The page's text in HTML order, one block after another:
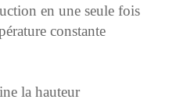
en une seule fois
constante
la hauteur